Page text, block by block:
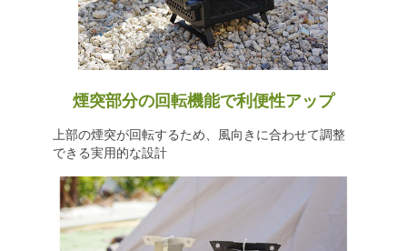
煙突部分の回転機能で利便性アップ
上部の煙突が回転するため、風向きに合わせて調整
できる実用的な設計